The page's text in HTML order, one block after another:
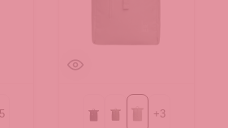
5
Blackalgaebass
+3